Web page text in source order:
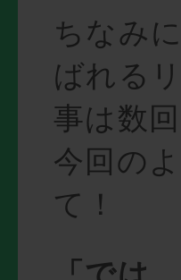
ちなみ
ばれる
事は数
今回の
て！